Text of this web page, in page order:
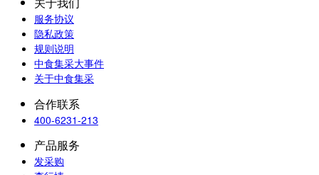
服务协议
隐私政策
规则说明
中食集采大事件
关于中食集采
合作联系
400-6231-213
产品服务
发采购